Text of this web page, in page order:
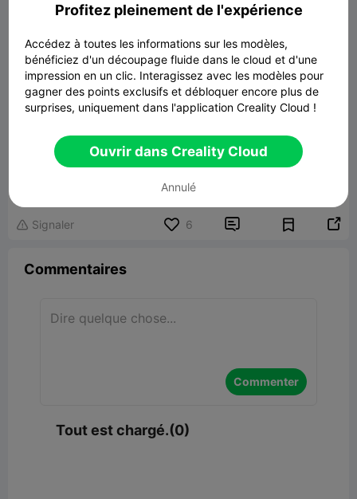
Foldable fruit platter（折叠水果盘）
 Signaler 6  
Commentaires
Commenter
Tout est chargé.(0)
Profitez pleinement de l'expérience
Accédez à toutes les informations sur les modèles,
bénéficiez d'un découpage fluide dans le cloud et d'une
impression en un clic. Interagissez avec les modèles pour
gagner des points exclusifs et débloquer encore plus de
surprises, uniquement dans l'application Creality Cloud !
Ouvrir dans Creality Cloud
Annulé